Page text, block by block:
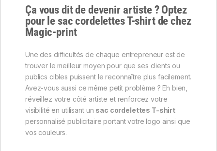
Ça vous dit de devenir artiste ? Optez
pour lesac cordelettes T-shirtde chez
Magic-print
Une des difficultés de chaque entrepreneur est de
trouver le meilleur moyen pour que ses clients ou
publics cibles puissent le reconnaître plus facilement.
Avez-vous aussi ce même petit problème ? Eh bien,
réveillez votre côté artiste et renforcez votre
visibilité en utilisant un sac cordelettes T-shirt
personnalisé publicitaire portant votre logo ainsi que
vos couleurs.